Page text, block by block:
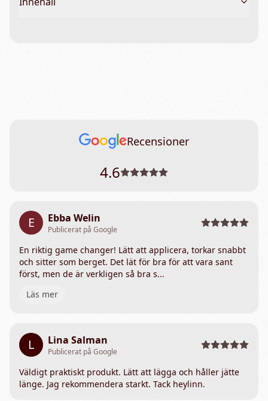
Recensioner
4.6
E Ebba Welin
Publicerat på Google
En riktig game changer! Lätt att applicera, torkar snabbt
och sitter som berget. Det lät för bra för att vara sant
först, men de är verkligen så bra s...
Läs mer
L Lina Salman
Publicerat på Google
Väldigt praktiskt produkt. Lätt att lägga och håller jätte
länge. Jag rekommendera starkt. Tack heylinn.